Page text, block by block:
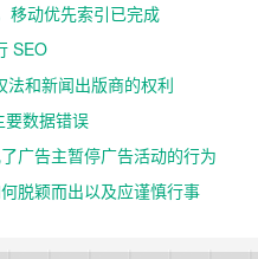
移动优先索引已完成
SEO
和新闻出版商的权利
数据错误
广告主暂停广告活动的行为
脱颖而出以及应谨慎行事